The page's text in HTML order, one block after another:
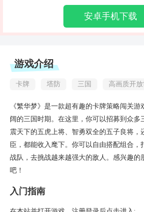
安卓手机下载
游戏介绍
卡牌 塔防 三国 高画质开
《繁华梦》是一款超有趣的卡牌策略闯关
阔的三国时期。在这里，你可以招募到众
震天下的五虎上将、智勇双全的五子良将，
臣，都能收入麾下。你可以自由搭配组合，
战队，去挑战越来越强大的敌人。感兴趣的
吧！
入门指南